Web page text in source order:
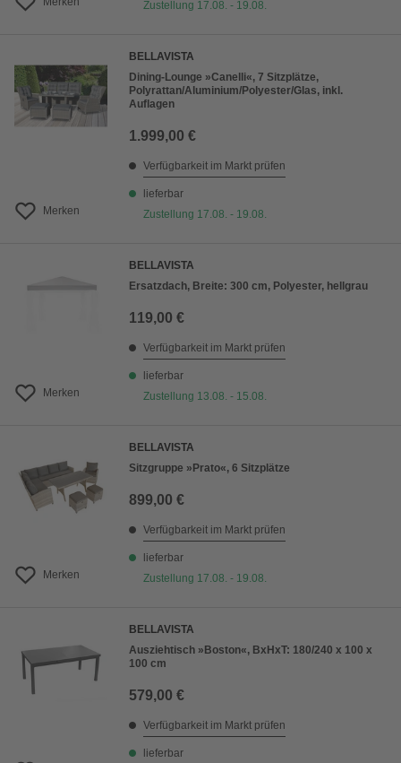
Zustellung 17.08. - 19.08.
Merken
BELLAVISTA
Dining-Lounge »Canelli«, 7 Sitzplätze,
Polyrattan/Aluminium/Polyester/Glas, inkl.
Auflagen
1.999,00 €
Verfügbarkeit im Markt prüfen
lieferbar
Zustellung 17.08. - 19.08.
Merken
BELLAVISTA
Ersatzdach, Breite: 300 cm, Polyester, hellgrau
119,00 €
Verfügbarkeit im Markt prüfen
lieferbar
Zustellung 13.08. - 15.08.
Merken
BELLAVISTA
Sitzgruppe »Prato«, 6 Sitzplätze
899,00 €
Verfügbarkeit im Markt prüfen
lieferbar
Zustellung 17.08. - 19.08.
BELLAVISTA
Ausziehtisch »Boston«, BxHxT: 180/240 x 100 x
100 cm
579,00 €
Verfügbarkeit im Markt prüfen
lieferbar